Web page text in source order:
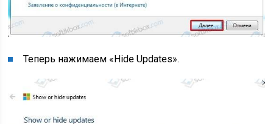
Теперь нажимаем «Hide Updates».